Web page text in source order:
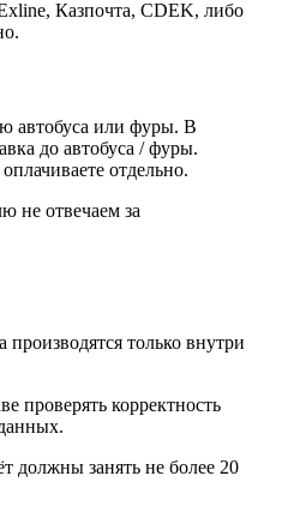
Казпочта, CDEK, либо
автобуса или фуры. В
до автобуса / фуры.
отдельно.
не отвечаем за
производятся только внутри
проверять корректность
должны занять не более 20